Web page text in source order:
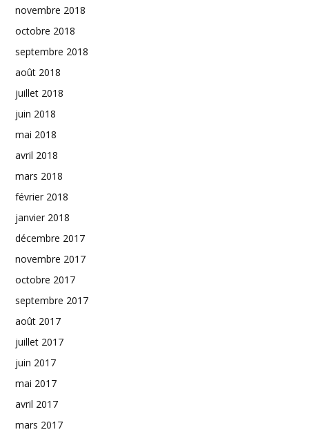
novembre 2018
octobre 2018
septembre 2018
août 2018
juillet 2018
juin 2018
mai 2018
avril 2018
mars 2018
février 2018
janvier 2018
décembre 2017
novembre 2017
octobre 2017
septembre 2017
août 2017
juillet 2017
juin 2017
mai 2017
avril 2017
mars 2017